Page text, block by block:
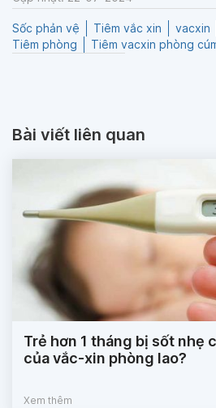
Sốc phản vệ Tiêm vắc xin vacxin
Tiêm phòng
Tiêm vacxin phòng
Bài viết liên quan
Trẻ hơn 1 tháng bị sốt nhẹ
của vắc-xin phòng lao?
Xem thêm